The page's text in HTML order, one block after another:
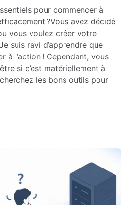
pour commencer à
?Vous avez décidé
vous voulez créer votre
suis ravi d’apprendre que
à l’action ! Cependant, vous
si c’est matériellement à
les bons outils pour